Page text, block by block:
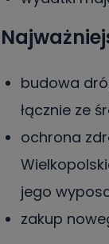
budowa
łącznie ze
ochrona
jego
zakup